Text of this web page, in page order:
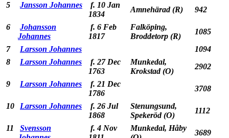
5
Jansson Johannes
f. 10 Jan
1834
Amnehärad (R)
942
6
Johansson
Johannes
f. 6 Feb
1817
Falköping,
Broddetorp (R)
1085
7
Larsson Johannes
1094
8
Larsson Johannes
f. 27 Dec
1763
Munkedal,
Krokstad (O)
2902
9
Larsson Johannes
f. 21 Dec
1786
3708
10
Larsson Johannes
f. 26 Jul
1868
Stenungsund,
Spekeröd (O)
1112
11
Svensson
f. 4 Nov
Munkedal, Håby
3689